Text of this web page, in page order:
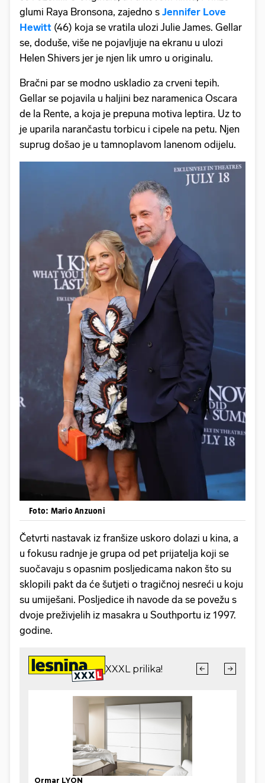
glumi Raya Bronsona, zajedno s Jennifer Love
Hewitt (46) koja se vratila ulozi Julie James. Gellar
se, doduše, više ne pojavljuje na ekranu u ulozi
Helen Shivers jer je njen lik umro u originalu.
Bračni par se modno uskladio za crveni tepih.
Gellar se pojavila u haljini bez naramenica Oscara
de la Rente, a koja je prepuna motiva leptira. Uz to
je uparila narančastu torbicu i cipele na petu. Njen
suprug došao je u tamnoplavom lanenom odijelu.
Foto: Mario Anzuoni
Četvrti nastavak iz franšize uskoro dolazi u kina, a
u fokusu radnje je grupa od pet prijatelja koji se
suočavaju s opasnim posljedicama nakon što su
sklopili pakt da će šutjeti o tragičnoj nesreći u koju
su umiješani. Posljedice ih navode da se povežu s
dvoje preživjelih iz masakra u Southportu iz 1997.
godine.